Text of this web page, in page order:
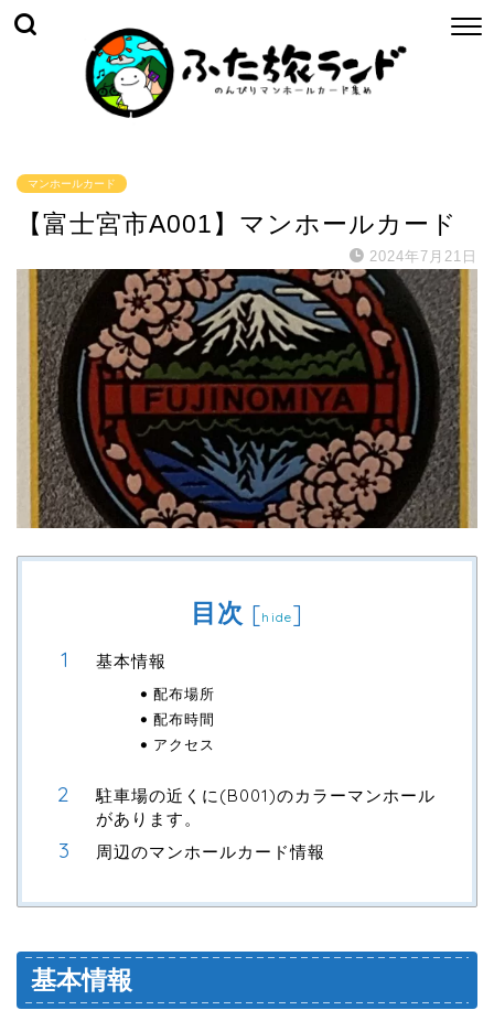
マンホールカード
【富士宮市A001】マンホールカード
2024年7月21日
目次 [hide]
基本情報
配布場所
配布時間
アクセス
駐車場の近くに(B001)のカラーマンホール
があります。
周辺のマンホールカード情報
基本情報